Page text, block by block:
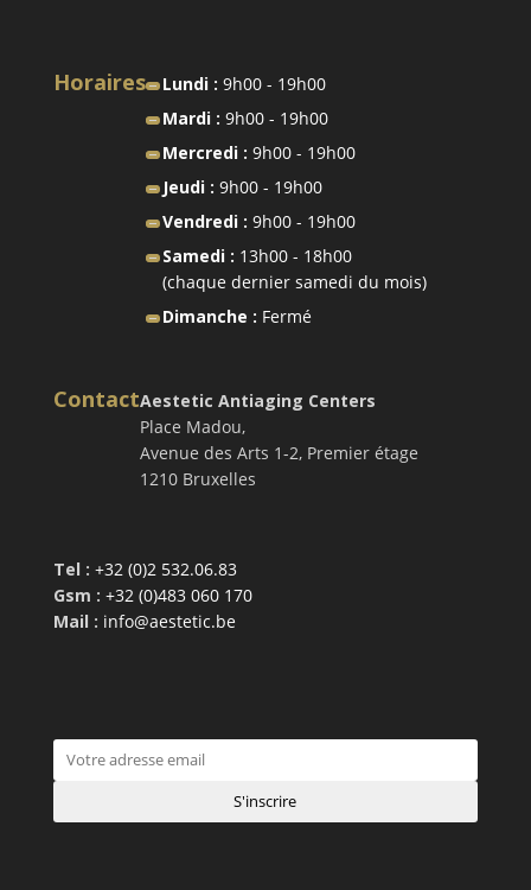
Horaires Lundi : 9h00 - 19h00
Mardi : 9h00 - 19h00
Mercredi : 9h00 - 19h00
Jeudi : 9h00 - 19h00
Vendredi : 9h00 - 19h00
Samedi : 13h00 - 18h00
(chaque dernier samedi du mois)
Dimanche : Fermé
ContactAestetic Antiaging Centers
Place Madou,
Avenue des Arts 1-2, Premier étage
1210 Bruxelles
Tel : +32 (0)2 532.06.83
Gsm : +32 (0)483 060 170
Mail : info@aestetic.be